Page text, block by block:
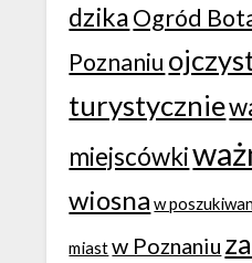
dzikaOgród
Poznaniu
turystycznie
miejscówki
wiosna w
miastw Poznaniu